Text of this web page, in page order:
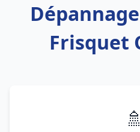
Frisquet
🚿